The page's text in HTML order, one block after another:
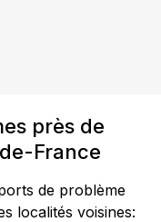
près de
France
de problème
localités voisines: